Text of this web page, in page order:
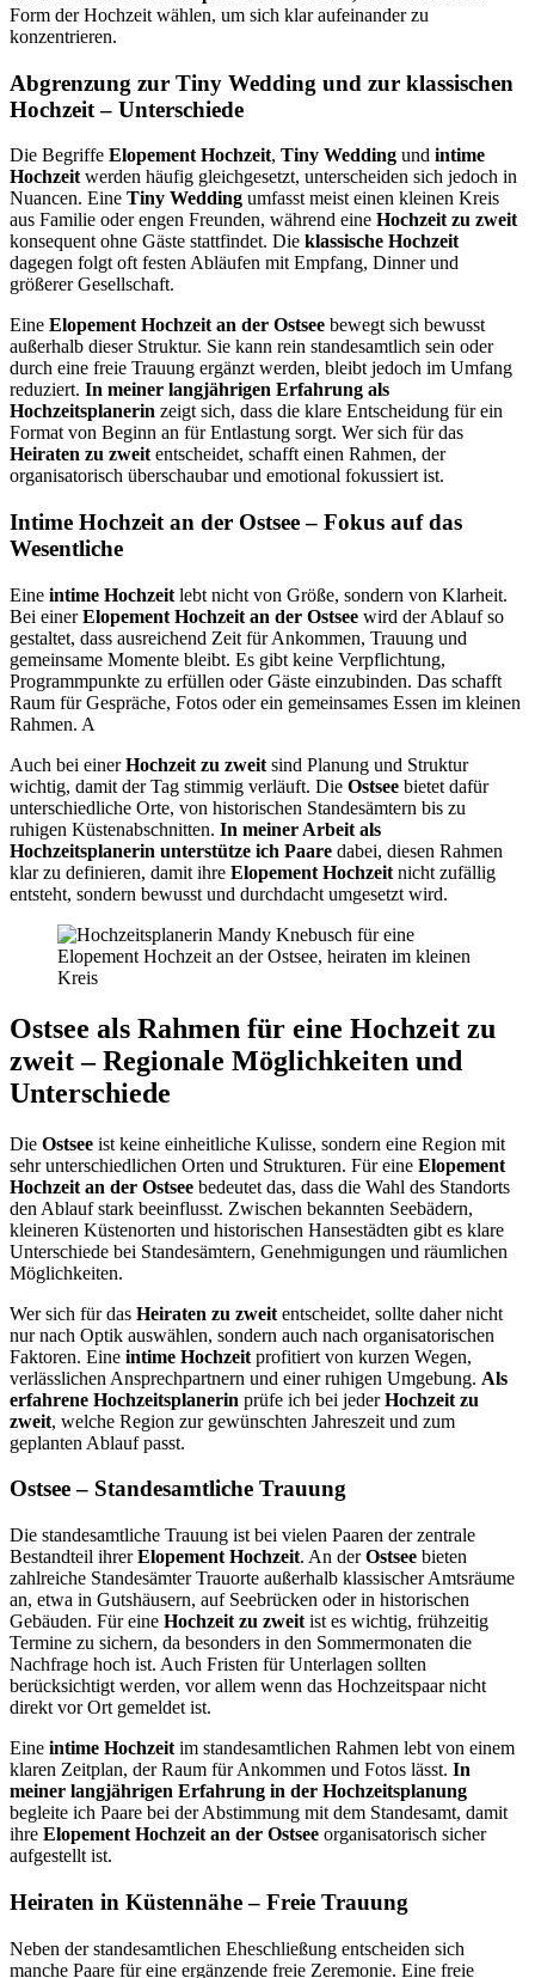
Form der Hochzeit wählen, um sich klar aufeinander zu
konzentrieren.
Abgrenzung zur Tiny Wedding und zur klassischen
Hochzeit – Unterschiede
Die Begriffe Elopement Hochzeit, Tiny Wedding und intime
Hochzeitwerden häufig gleichgesetzt, unterscheiden sich jedoch in
Nuancen. Eine Tiny Wedding umfasst meist einen kleinen Kreis
aus Familie oder engen Freunden, während eine Hochzeit zu zweit
konsequent ohne Gäste stattfindet. Die klassische Hochzeit
dagegen folgt oft festen Abläufen mit Empfang, Dinner und
größerer Gesellschaft.
Eine Elopement Hochzeit an der Ostsee bewegt sich bewusst
außerhalb dieser Struktur. Sie kann rein standesamtlich sein oder
durch eine freie Trauung ergänzt werden, bleibt jedoch im Umfang
reduziert. In meiner langjährigen Erfahrung als
Hochzeitsplanerin zeigt sich, dass die klare Entscheidung für ein
Format von Beginn an für Entlastung sorgt. Wer sich für das
Heiraten zu zweitentscheidet, schafft einen Rahmen, der
organisatorisch überschaubar und emotional fokussiert ist.
Intime Hochzeit an der Ostsee – Fokus auf das
Wesentliche
Eine intime Hochzeit lebt nicht von Größe, sondern von Klarheit.
Bei einerElopement Hochzeit an der Ostsee wird der Ablauf so
gestaltet, dass ausreichend Zeit für Ankommen, Trauung und
gemeinsame Momente bleibt. Es gibt keine Verpflichtung,
Programmpunkte zu erfüllen oder Gäste einzubinden. Das schafft
Raum für Gespräche, Fotos oder ein gemeinsames Essen im kleinen
Rahmen. A
Auch bei einerHochzeit zu zweit sind Planung und Struktur
wichtig, damit der Tag stimmig verläuft. Die Ostsee bietet dafür
unterschiedliche Orte, von historischen Standesämtern bis zu
ruhigen Küstenabschnitten. In meiner Arbeit als
Hochzeitsplanerin unterstütze ich Paare dabei, diesen Rahmen
klar zu definieren, damit ihre Elopement Hochzeit nicht zufällig
entsteht, sondern bewusst und durchdacht umgesetzt wird.
Ostsee als Rahmen für eine Hochzeit zu
zweit – Regionale Möglichkeiten und
Unterschiede
Die Ostsee ist keine einheitliche Kulisse, sondern eine Region mit
sehr unterschiedlichen Orten und Strukturen. Für eine Elopement
Hochzeit an der Ostsee bedeutet das, dass die Wahl des Standorts
den Ablauf stark beeinflusst. Zwischen bekannten Seebädern,
kleineren Küstenorten und historischen Hansestädten gibt es klare
Unterschiede bei Standesämtern, Genehmigungen und räumlichen
Möglichkeiten.
Wer sich für das Heiraten zu zweit entscheidet, sollte daher nicht
nur nach Optik auswählen, sondern auch nach organisatorischen
Faktoren. Eine intime Hochzeit profitiert von kurzen Wegen,
verlässlichen Ansprechpartnern und einer ruhigen Umgebung. Als
erfahrene Hochzeitsplanerin prüfe ich bei jederHochzeit zu
zweit, welche Region zur gewünschten Jahreszeit und zum
geplanten Ablauf passt.
Ostsee – Standesamtliche Trauung
Die standesamtliche Trauung ist bei vielen Paaren der zentrale
Bestandteil ihrerElopement Hochzeit. An derOstsee bieten
zahlreiche Standesämter Trauorte außerhalb klassischer Amtsräume
an, etwa in Gutshäusern, auf Seebrücken oder in historischen
Gebäuden. Für eine Hochzeit zu zweit ist es wichtig, frühzeitig
Termine zu sichern, da besonders in den Sommermonaten die
Nachfrage hoch ist. Auch Fristen für Unterlagen sollten
berücksichtigt werden, vor allem wenn das Hochzeitspaar nicht
direkt vor Ort gemeldet ist.
Eine intime Hochzeit im standesamtlichen Rahmen lebt von einem
klaren Zeitplan, der Raum für Ankommen und Fotos lässt. In
meiner langjährigen Erfahrung in der Hochzeitsplanung
begleite ich Paare bei der Abstimmung mit dem Standesamt, damit
ihre Elopement Hochzeit an der Ostsee organisatorisch sicher
aufgestellt ist.
Heiraten in Küstennähe – Freie Trauung
Neben der standesamtlichen Eheschließung entscheiden sich
manche Paare für eine ergänzende freie Zeremonie. Eine freie